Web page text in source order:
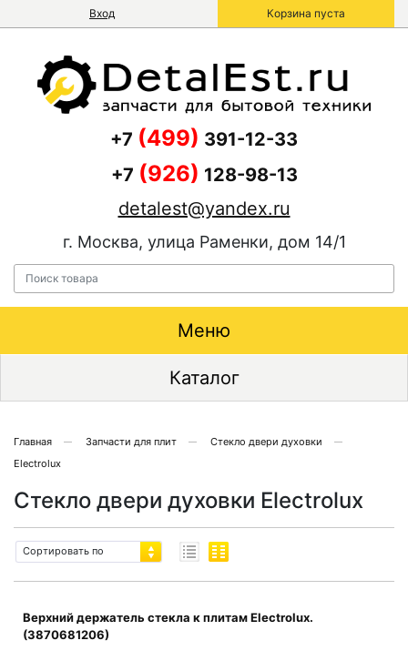
Вход Корзина пуста
+7 (499) 391-12-33
+7 (926) 128-98-13
detalest@yandex.ru
г. Москва, улица Раменки, дом 14/1
Меню
Каталог
Главная Запчасти для плит
Стекло двери духовки
Electrolux
Стекло двери духовки Electrolux
Сортировать по
Верхний держатель стекла к плитам Electrolux.
(3870681206)